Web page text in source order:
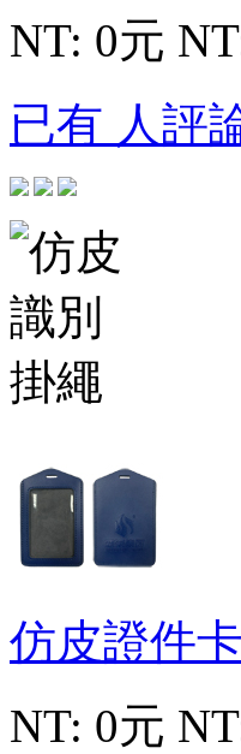
NT: 0元
已有 人評
仿皮證件
NT: 0元